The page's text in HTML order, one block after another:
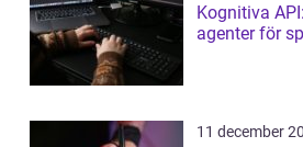
Kognitiva
agenter för
11 december